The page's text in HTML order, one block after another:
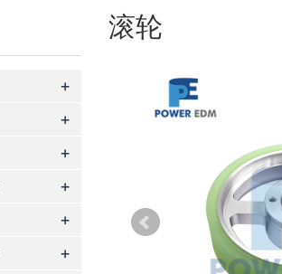
滚轮
+
+
+
+
+
+